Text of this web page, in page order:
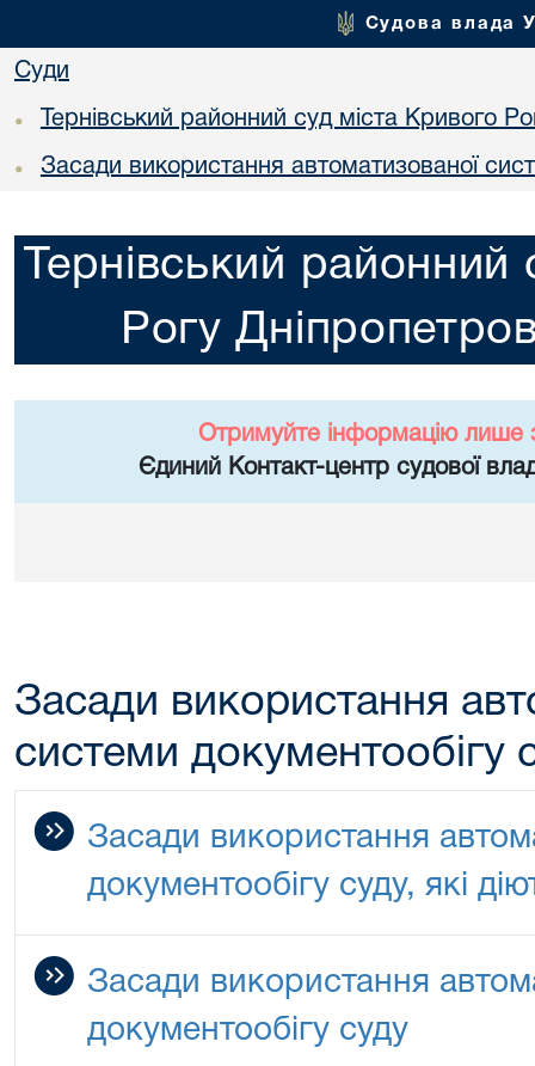
Судова влада
Суди
• Тернівський районний суд міста Кривого
• Засади використання автоматизованої
Тернівський районний
Рогу
Отримуйте інформацію лише
Єдиний Контакт-центр судової
Засади використання
системи документообігу
Засади використання
документообігу суду, які
Засади використання
документообігу суду